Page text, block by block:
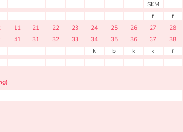
SKM
f
f
11 21 22 23 24 25 26 27
28
41 31 32 33 34 35 36 37
38
k b k k
f